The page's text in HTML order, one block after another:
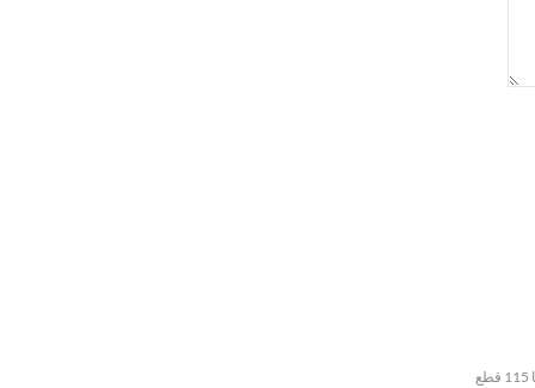
خاتم زواج بياجيه مصنوع حسب الطلب من الذهب الأبيض عيار 18 قيراطًا 115 قطع